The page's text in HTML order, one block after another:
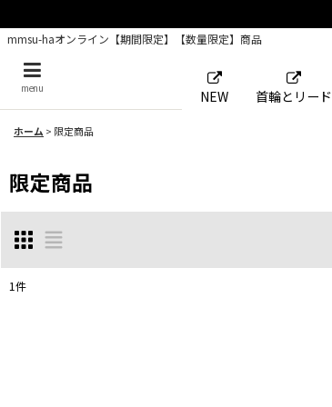
mmsu-haオンライン【期間限定】【数量限定】商品
menu NEW 首輪とリード
ホーム > 限定商品
限定商品
1件